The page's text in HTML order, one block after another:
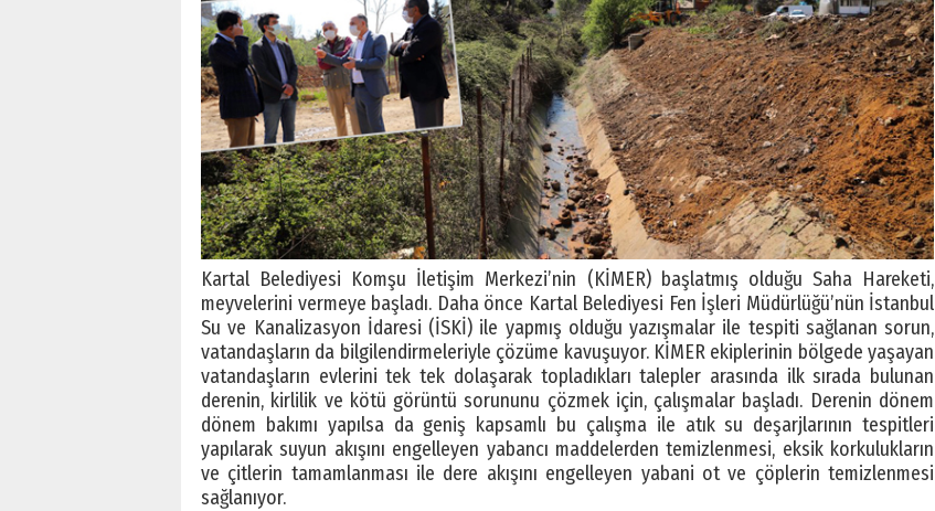
Kartal Belediyesi Komşu İletişim Merkezi’nin (KİMER) başlatmış olduğu Saha Hareketi,
meyvelerini vermeye başladı. Daha önce Kartal Belediyesi Fen İşleri Müdürlüğü’nün İstanbul
Su ve Kanalizasyon İdaresi (İSKİ) ile yapmış olduğu yazışmalar ile tespiti sağlanan sorun,
vatandaşların da bilgilendirmeleriyle çözüme kavuşuyor. KİMER ekiplerinin bölgede yaşayan
vatandaşların evlerini tek tek dolaşarak topladıkları talepler arasında ilk sırada bulunan
derenin, kirlilik ve kötü görüntü sorununu çözmek için, çalışmalar başladı. Derenin dönem
dönem bakımı yapılsa da geniş kapsamlı bu çalışma ile atık su deşarjlarının tespitleri
yapılarak suyun akışını engelleyen yabancı maddelerden temizlenmesi, eksik korkulukların
ve çitlerin tamamlanması ile dere akışını engelleyen yabani ot ve çöplerin temizlenmesi
sağlanıyor.